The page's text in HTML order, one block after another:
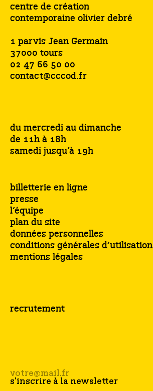
centre de création
contemporaine olivier debré
1 parvis Jean Germain
37000 tours
02 47 66 50 00
contact@cccod.fr
du mercredi au dimanche
de 11h à 18h
samedi jusqu’à 19h
billetterie en ligne
presse
l’équipe
plan du site
données personnelles
conditions générales d’utilisation
mentions légales
recrutement